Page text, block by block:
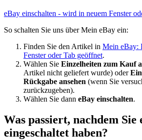
eBay einschalten - wird in neuem Fenster
So schalten Sie uns über Mein eBay ein:
Finden Sie den Artikel in Mein eBay:
Fenster oder Tab geöffnet.
Wählen Sie Einzelheiten zum Kauf
Artikel nicht geliefert wurde) oder
Rückgabe ansehen (wenn Sie
zurückzugeben).
Wählen Sie dann eBay einschalten.
Was passiert, nachdem Sie
eingeschaltet haben?